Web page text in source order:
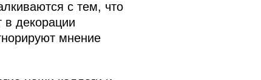
с тем, что
декорации
мнение